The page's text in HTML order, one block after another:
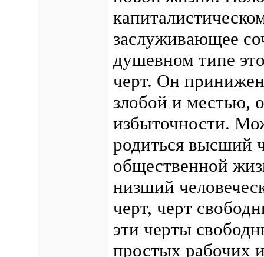
заслуживающее
душевном типе
черт. Он
злобой и местью,
избыточности.
родиться высший
общественной
низший
черт, черт
эти черты
простых рабочих